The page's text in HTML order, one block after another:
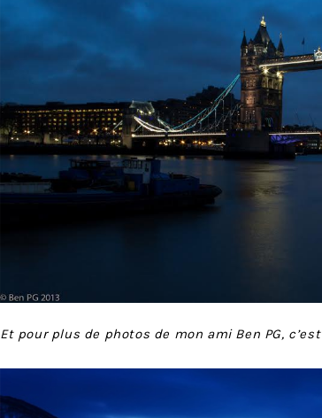
Et pour plus de photos de mon ami Ben PG, c’est